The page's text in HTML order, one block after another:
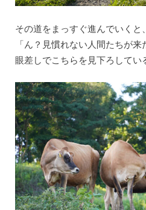
その道をまっすぐ進んでいく
「ん？見慣れない人間たちが
眼差しでこちらを見下ろしてい